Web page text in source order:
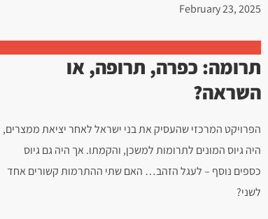
February 23, 2025
תרומה: כפרה, תרופה, או
השראה?
הפרויקט המרכזי שהעסיק את בני ישראל לאחר יציאת ממצרים,
היה גיוס המונים לתרומות למשכן, והקמתו. אך היה גם גיוס
כספים נוסף – לעגל הזהב… האם שתי ההתרמות קשורים אחד
לשני?